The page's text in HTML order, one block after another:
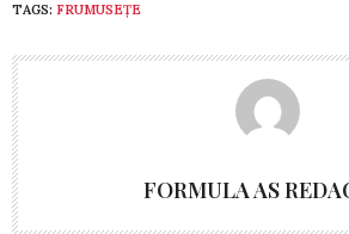
TAGS: FRUMUSEȚE
FORMULA AS